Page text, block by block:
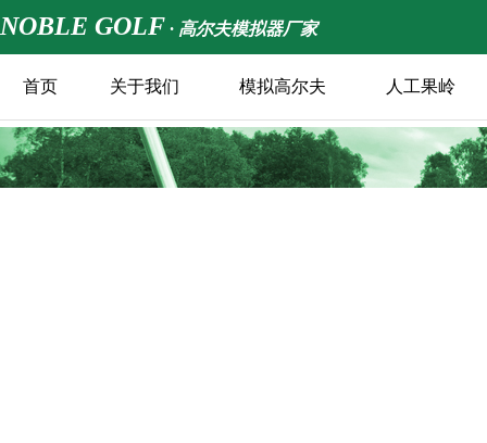
NOBLE GOLF · 高尔夫模拟器厂家
首页 关于我们 模拟高尔夫 人工果岭